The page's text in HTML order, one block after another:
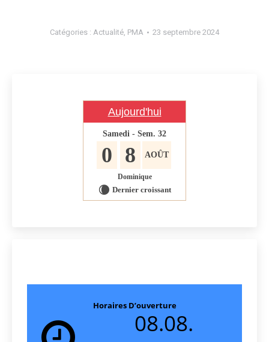
Catégories : Actualité, PMA 23 septembre 2024
Aujourd'hui
Samedi - Sem. 32
0 8 AOÛT
Dominique
W Dernier croissant
Horaires D’ouverture
08.08.